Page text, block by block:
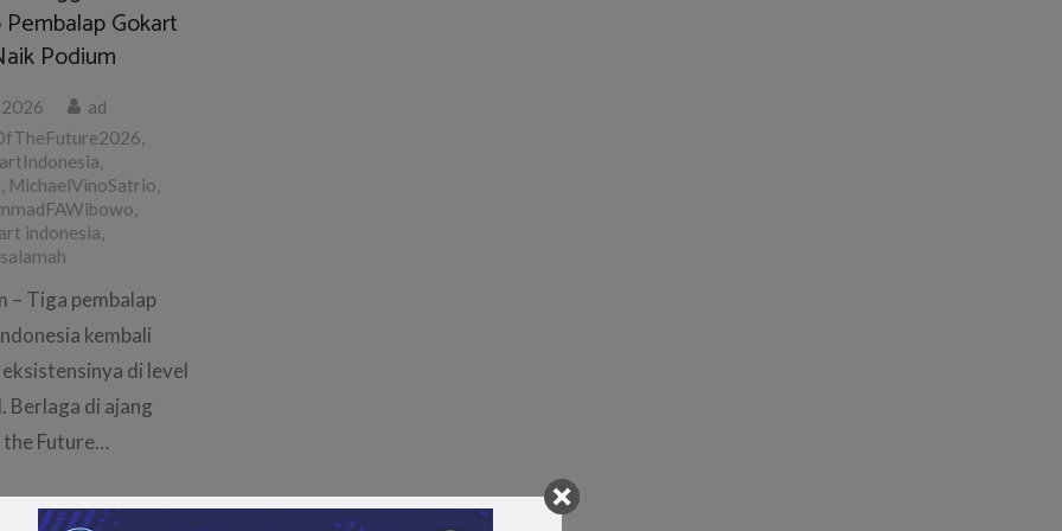
Gokart
Podium
ad
,
,
, MichaelVinoSatrio,
,
indonesia,
– Tiga pembalap
kembali
di level
Berlaga di ajang
Future…